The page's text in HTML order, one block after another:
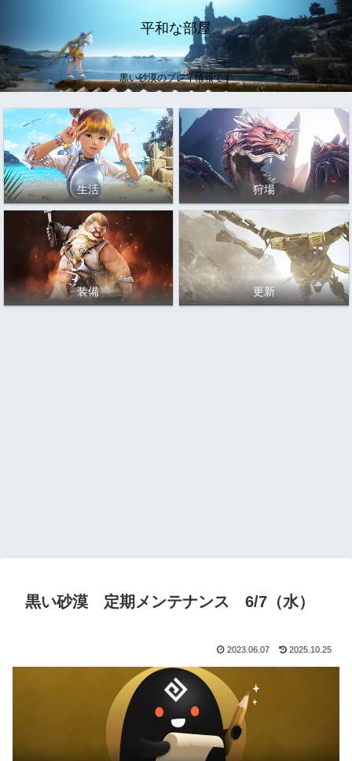
平和な部屋
黒い砂漠のプレイ情報です
生活 狩場
装備 更新
黒い砂漠 定期メンテナンス 6/7（水）
2023.06.07 2025.10.25